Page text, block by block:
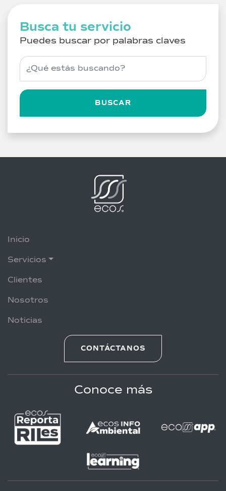
Busca tu servicio
Puedes buscar por palabras claves
Buscar servicios
BUSCAR
Inicio
Servicios
Clientes
Nosotros
Noticias
CONTÁCTANOS
Conoce más